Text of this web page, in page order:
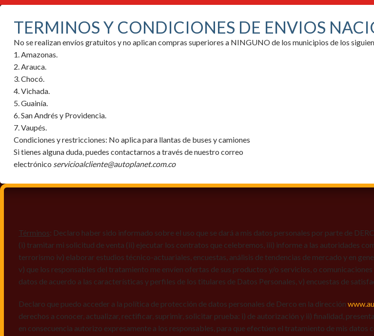
TERMINOS Y CONDICIONES DE ENVIOS
No se realizan envíos gratuitos y no aplican compras superiores a NINGUNO de los municipios de los
1. Amazonas.
2. Arauca.
3. Chocó.
4. Vichada.
5. Guainía.
6. San Andrés y Providencia.
7. Vaupés.
Condiciones y restricciones: No aplica para llantas de buses y camiones
Si tienes alguna duda, puedes contactarnos a través de nuestro correo
electrónico servicioalcliente@autoplanet.com.co
Términos: Declaro haber sido informado sobre el uso que se dará a mis datos personales por parte de
(i) tramitar mi solicitud de venta (ii) ejecutar los contratos que celebremos, iii) informe a las autoridades
terrorismo iv) elaborar estudios técnico-actuariales, encuestas, análisis de tendencias de mercado y en
v) que los responsables del tratamiento me envíen ofertas de sus productos y/o servicios, o
datos de acuerdo a las características y perfiles de los titulares de Datos Personales, v) encuestas de
Declaro que puedo acceder a la política de protección de datos personales de Derco en la dirección
derechos a conocer, actualizar, rectificar, suprimir, solicitar prueba: i) de autorización y ii) finalidad,
en consecuencia autorizo expresamente a los responsables, para que efectúen el tratamiento de mis datos